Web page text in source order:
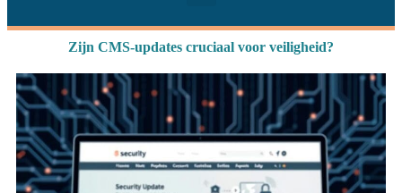
Zijn CMS-updates cruciaal voor veiligheid?